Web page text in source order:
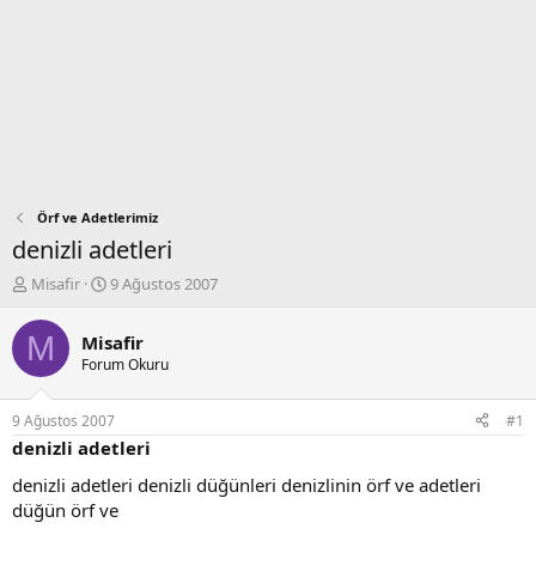
Örf ve Adetlerimiz
denizli adetleri
K
n
b
y
u
b
a
l
a
Misafir
B
l
a
g
ı
ç
t
a
r
9 Ağustos 2007
M Misafir
Forum Okuru
9 Ağustos 2007 #1
denizli adetleri
denizli adetleri denizli düğünleri denizlinin örf ve adetleri
düğün örf ve